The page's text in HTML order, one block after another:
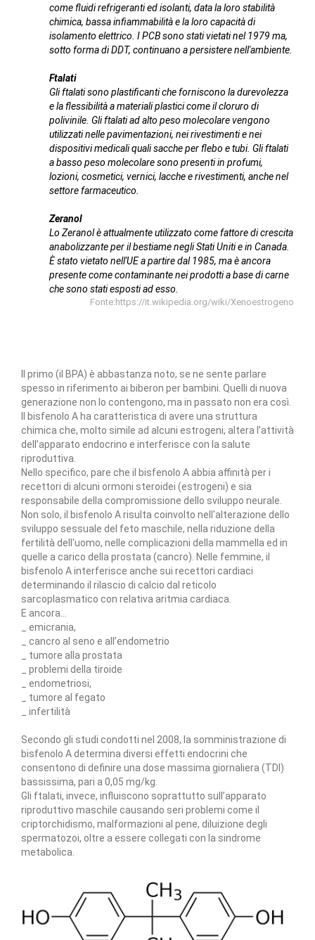
come fluidi refrigeranti ed isolanti, data la loro stabilità
chimica, bassa infiammabilità e la loro capacità di
isolamento elettrico. I PCB sono stati vietati nel 1979 ma,
sotto forma di DDT, continuano a persistere nell'ambiente.
Ftalati
Gli ftalati sono plastificanti che forniscono la durevolezza
e la flessibilità a materiali plastici come il cloruro di
polivinile. Gli ftalati ad alto peso molecolare vengono
utilizzati nelle pavimentazioni, nei rivestimenti e nei
dispositivi medicali quali sacche per flebo e tubi. Gli ftalati
a basso peso molecolare sono presenti in profumi,
lozioni, cosmetici, vernici, lacche e rivestimenti, anche nel
settore farmaceutico.
Zeranol
Lo Zeranol è attualmente utilizzato come fattore di crescita
anabolizzante per il bestiame negli Stati Uniti e in Canada.
È stato vietato nell'UE a partire dal 1985, ma è ancora
presente come contaminante nei prodotti a base di carne
che sono stati esposti ad esso.
Fonte:https://it.wikipedia.org/wiki/Xenoestrogeno
Il primo (il BPA) è abbastanza noto, se ne sente parlare
spesso in riferimento ai biberon per bambini. Quelli di nuova
generazione non lo contengono, ma in passato non era così.
Il bisfenolo A ha caratteristica di avere una struttura
chimica che, molto simile ad alcuni estrogeni, altera l’attività
dell’apparato endocrino e interferisce con la salute
riproduttiva.
Nello specifico, pare che il bisfenolo A abbia affinità per i
recettori di alcuni ormoni steroidei (estrogeni) e sia
responsabile della compromissione dello sviluppo neurale.
Non solo, il bisfenolo A risulta coinvolto nell'alterazione dello
sviluppo sessuale del feto maschile, nella riduzione della
fertilità dell'uomo, nelle complicazioni della mammella ed in
quelle a carico della prostata (cancro). Nelle femmine, il
bisfenolo A interferisce anche sui recettori cardiaci
determinando il rilascio di calcio dal reticolo
sarcoplasmatico con relativa aritmia cardiaca.
E ancora…
_ emicrania,
_ cancro al seno e all’endometrio
_ tumore alla prostata
_ problemi della tiroide
_ endometriosi,
_ tumore al fegato
_ infertilità
Secondo gli studi condotti nel 2008, la somministrazione di
bisfenolo A determina diversi effetti endocrini che
consentono di definire una dose massima giornaliera (TDI)
bassissima, pari a 0,05 mg/kg.
Gli ftalati, invece, influiscono soprattutto sull’apparato
riproduttivo maschile causando seri problemi come il
criptorchidismo, malformazioni al pene, diluizione degli
spermatozoi, oltre a essere collegati con la sindrome
metabolica.